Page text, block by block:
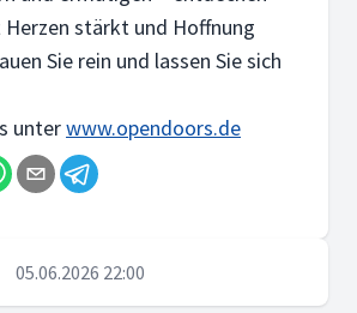
Herzen stärkt und Hoffnung
Sie rein und lassen Sie sich
unterwww.opendoors.de
05.06.2026 22:00